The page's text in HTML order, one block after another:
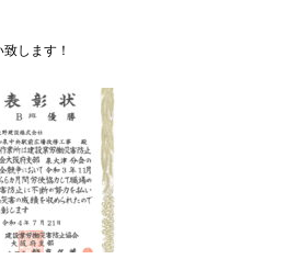
します！